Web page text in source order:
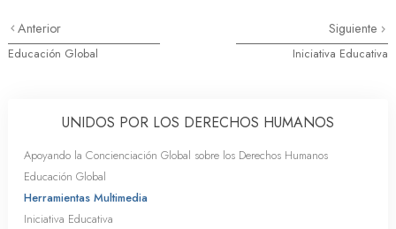
Anterior
Educación Global
Siguiente
Iniciativa Educativa
UNIDOS POR LOS DERECHOS HUMANOS
Apoyando la Concienciación Global sobre los Derechos Humanos
Educación Global
Herramientas Multimedia
Iniciativa Educativa